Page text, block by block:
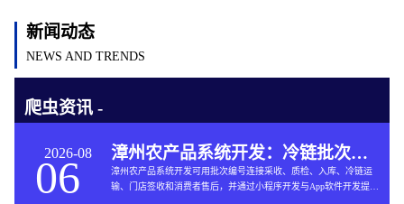
新闻动态
NEWS AND TRENDS
爬虫资讯 -
2026-08
06 漳州农产品系统开发：冷链批次如何连接仓储与售后
漳州农产品系统开发可用批次编号连接采收、质检、入库、冷链运
输、门店签收和消费者售后，并通过小程序开发与App软件开发提供